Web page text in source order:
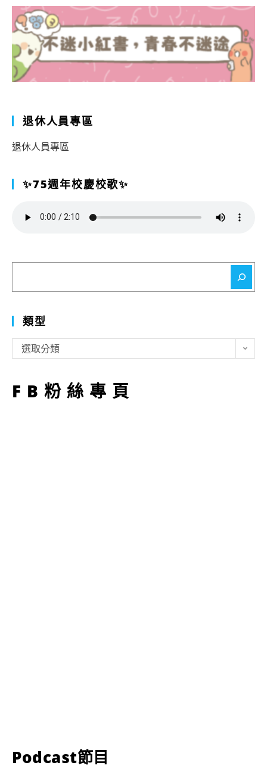
退休人員專區
退休人員專區
✨75週年校慶校歌✨
類型
型
選取分類
FB粉絲專頁
Podcast節目